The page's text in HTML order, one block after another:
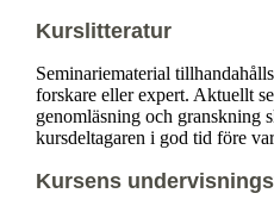
Kurslitteratur
Seminariematerial
forskare eller expert. Aktuellt
genomläsning och granskning
kursdeltagaren i god tid före
Kursens